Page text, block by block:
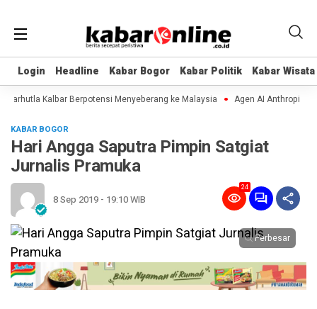
Login Headline Kabar Bogor Kabar Politik Kabar Wisata
Login Headline Kabar Bogor Kabar Politik Kabar Wisata
Kalbar Berpotensi Menyeberang ke Malaysia Agen AI Anthropic dan
KABAR BOGOR
Hari Angga Saputra Pimpin Satgiat
Jurnalis Pramuka
8 Sep 2019 - 19:10 WIB
24
Perbesar